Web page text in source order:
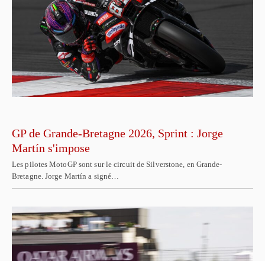
GP de Grande-Bretagne 2026, Sprint : Jorge
Martín s'impose
Les pilotes MotoGP sont sur le circuit de Silverstone, en Grande-
Bretagne. Jorge Martín a signé…